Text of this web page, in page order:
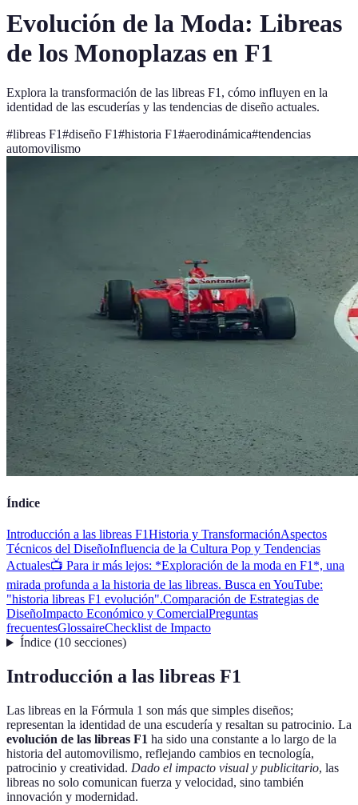
Evolución de la Moda: Libreas
de los Monoplazas en F1
Explora la transformación de las libreas F1, cómo influyen en la
identidad de las escuderías y las tendencias de diseño actuales.
#libreas F1#diseño F1#historia F1#aerodinámica#tendencias
automovilismo
Índice
Introducción a las libreas F1Historia y TransformaciónAspectos
Técnicos del DiseñoInfluencia de la Cultura Pop y Tendencias
Actuales📺 Para ir más lejos: *Exploración de la moda en F1*, una
mirada profunda a la historia de las libreas. Busca en YouTube:
"historia libreas F1 evolución".Comparación de Estrategias de
DiseñoImpacto Económico y ComercialPreguntas
frecuentesGlossaireChecklist de Impacto
Índice(10 secciones)
Introducción a las libreas F1
Las libreas en la Fórmula 1 son más que simples diseños;
representan la identidad de una escudería y resaltan su patrocinio. La
evolución de las libreas F1 ha sido una constante a lo largo de la
historia del automovilismo, reflejando cambios en tecnología,
patrocinio y creatividad. Dado el impacto visual y publicitario, las
libreas no solo comunican fuerza y velocidad, sino también
innovación y modernidad.